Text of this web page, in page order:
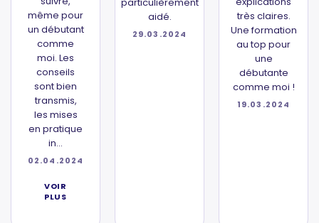
même pour
un débutant
comme
moi. Les
conseils
sont bien
transmis,
les mises
en pratique
in...
02.04.2024
VOIR
PLUS
aidé.
29.03.2024
très claires.
Une formation
au top pour
une
débutante
comme moi !
19.03.2024